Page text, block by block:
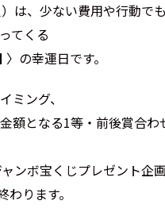
は、少ない費用や行動で
てくる
〉の幸運日です。
ミング、
額となる1等・前後賞合わ
ャンボ宝くじプレゼント企
ります。